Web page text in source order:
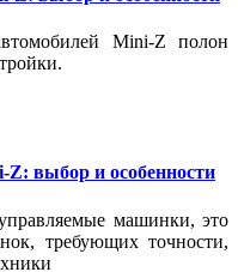
Mini-Z полон
выбор и особенности
машинки, это
требующих точности,